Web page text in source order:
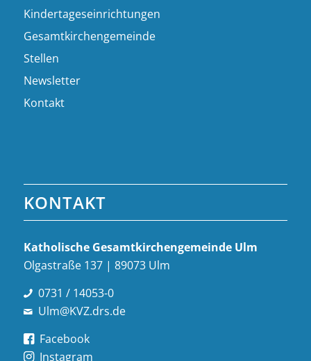
Kindertageseinrichtungen
Gesamtkirchengemeinde
Stellen
Newsletter
Kontakt
KONTAKT
Katholische Gesamt­kirchen­gemeinde Ulm
Olgastraße 137 | 89073 Ulm
0731 / 14053-0
Ulm@KVZ.drs.de
Facebook
Instagram